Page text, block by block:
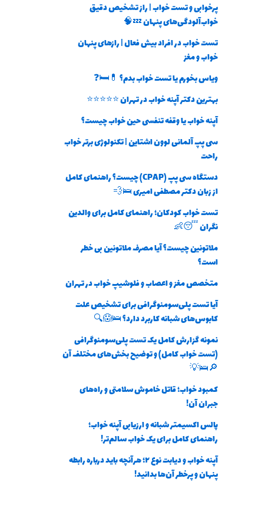
پرخوابی و تست خواب | راز تشخیص دقیق
خواب‌آلودگی‌های پنهان 💤🧠
تست خواب در افراد بیش فعال | رازهای پنهان
خواب و مغز
ویاس بخورم یا تست خواب بدم؟ 💊🛏️❓
بهترین دکتر آپنه خواب در تهران ⭐⭐⭐⭐⭐
آپنه خواب یا وقفه تنفسی حین خواب چیست؟
سی پپ آلمانی لوون اشتاین | تکنولوژی برتر خواب
راحت
دستگاه سی پپ (CPAP) چیست؟ راهنمای کامل
از زبان دکتر مصطفی امیری 🛌💨
تست خواب کودکان؛ راهنمای کامل برای والدین
نگران 😴👶
ملاتونین چیست؟ آیا مصرف ملاتونین بی خطر
است؟
متخصص مغز و اعصاب و فلوشیپ خواب در تهران
آیا تست پلی‌سومنوگرافی برای تشخیص علت
کابوس‌های شبانه کاربرد دارد؟ 🛌😱🔍
نمونه گزارش کامل یک تست پلی‌سومنوگرافی
(تست خواب کامل) و توضیح بخش‌های مختلف آن
🔎🛌💡
کمبود خواب؛ قاتل خاموش سلامتی و راه‌های
جبران آن!
پالس اکسیمتر شبانه و ارزیابی آپنه خواب؛
راهنمای کامل برای یک خواب سالم‌تر!
آپنه خواب و دیابت نوع ۲؛ هرآنچه باید درباره رابطه
پنهان و پرخطر آن‌ها بدانید!